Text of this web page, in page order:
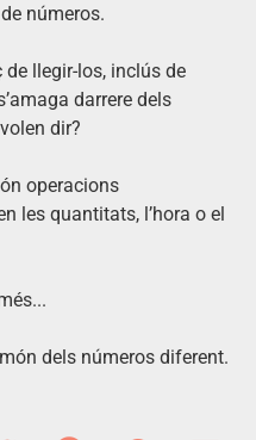
números.
llegir-los, inclús de
darrere dels
dir?
operacions
les quantitats, l’hora o el
dels números diferent.